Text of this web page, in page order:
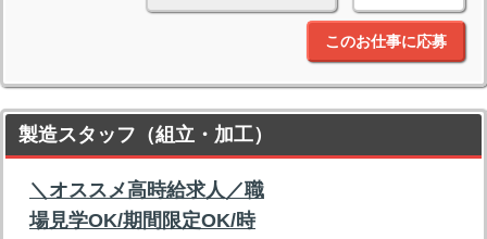
このお仕事に応募
製造スタッフ（組立・加工）
＼オススメ高時給求人／職
場見学OK/期間限定OK/時